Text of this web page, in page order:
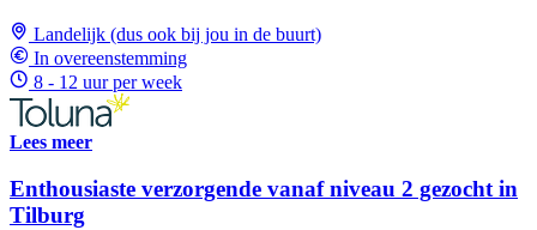
Landelijk (dus ook bij jou in de buurt)
In overeenstemming
8 - 12 uur per week
Lees meer
Enthousiaste verzorgende vanaf niveau 2 gezocht in
Tilburg